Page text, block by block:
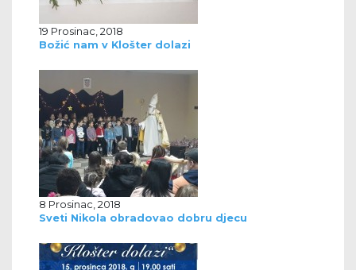
19 Prosinac, 2018
Božić nam v Klošter dolazi
8 Prosinac, 2018
Sveti Nikola obradovao dobru djecu